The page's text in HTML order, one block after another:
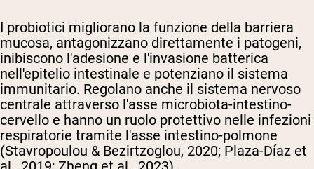
I probiotici migliorano la funzione della barriera
mucosa, antagonizzano direttamente i patogeni,
inibiscono l'adesione e l'invasione batterica
nell'epitelio intestinale e potenziano il sistema
immunitario. Regolano anche il sistema nervoso
centrale attraverso l'asse microbiota-intestino-
cervello e hanno un ruolo protettivo nelle infezioni
respiratorie tramite l'asse intestino-polmone
(Stavropoulou & Bezirtzoglou, 2020; Plaza-Díaz et